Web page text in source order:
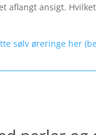
aflangt ansigt.
sølv øreringe her